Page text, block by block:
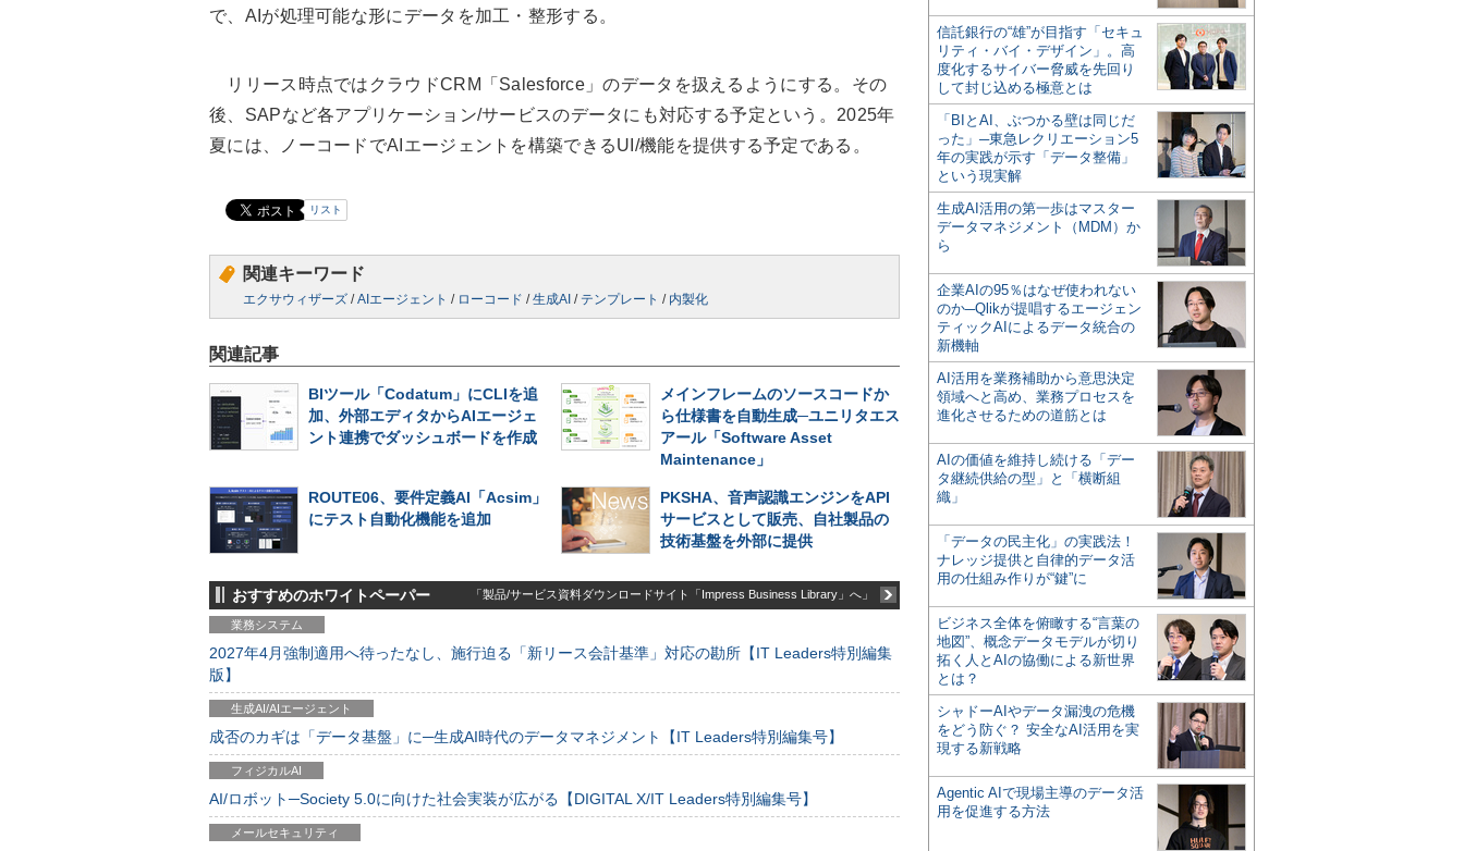
で、AIが処理可能な形にデータを加工・整形する。
リリース時点ではクラウドCRM「Salesforce」のデータを扱えるようにする。その
後、SAPなど各アプリケーション/サービスのデータにも対応する予定という。2025年
夏には、ノーコードでAIエージェントを構築できるUI/機能を提供する予定である。
リスト
関連キーワード
エクサウィザーズ /AIエージェント / ローコード /生成AI / テンプレート / 内製化
関連記事
BIツール「Codatum」にCLIを追
加、外部エディタからAIエージェ
ント連携でダッシュボードを作成
メインフレームのソースコードか
ら仕様書を自動生成─ユニリタエス
アール「Software Asset
Maintenance」
ROUTE06、要件定義AI「Acsim」
にテスト自動化機能を追加
PKSHA、音声認識エンジンをAPI
サービスとして販売、自社製品の
技術基盤を外部に提供
おすすめのホワイトペーパー 「製品/サービス資料ダウンロードサイト「Impress Business Library」へ」
業務システム
2027年4月強制適用へ待ったなし、施行迫る「新リース会計基準」対応の勘所【IT Leaders特別編集
版】
生成AI/AIエージェント
成否のカギは「データ基盤」に─生成AI時代のデータマネジメント【IT Leaders特別編集号】
フィジカルAI
AI/ロボット─Society 5.0に向けた社会実装が広がる【DIGITAL X/IT Leaders特別編集号】
メールセキュリティ
信託銀行の“雄”が目指す「セキュ
リティ・バイ・デザイン」。高
度化するサイバー脅威を先回り
して封じ込める極意とは
「BIとAI、ぶつかる壁は同じだ
った」─東急レクリエーション5
年の実践が示す「データ整備」
という現実解
生成AI活用の第一歩はマスター
データマネジメント（MDM）か
ら
企業AIの95％はなぜ使われない
のか─Qlikが提唱するエージェン
ティックAIによるデータ統合の
新機軸
AI活用を業務補助から意思決定
領域へと高め、業務プロセスを
進化させるための道筋とは
AIの価値を維持し続ける「デー
タ継続供給の型」と「横断組
織」
「データの民主化」の実践法！
ナレッジ提供と自律的データ活
用の仕組み作りが“鍵”に
ビジネス全体を俯瞰する“言葉の
地図”、概念データモデルが切り
拓く人とAIの協働による新世界
とは？
シャドーAIやデータ漏洩の危機
をどう防ぐ？ 安全なAI活用を実
現する新戦略
Agentic AIで現場主導のデータ活
用を促進する方法